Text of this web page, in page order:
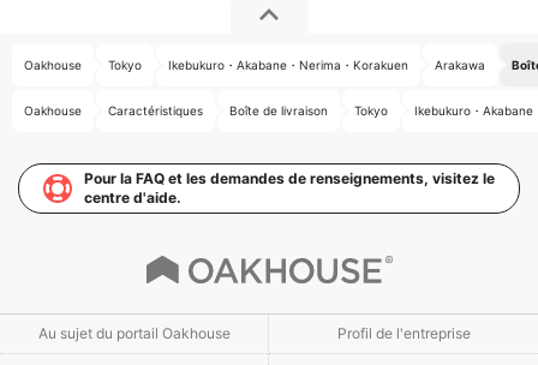
Oakhouse Tokyo Ikebukuro・Akabane・Nerima・Korakuen Arakawa
Oakhouse Caractéristiques Boîte de livraison Tokyo Ikebukuro・
Pour la FAQ et les demandes de renseignements, visitez le
centre d'aide.
Au sujet du portail Oakhouse Profil de l'entreprise